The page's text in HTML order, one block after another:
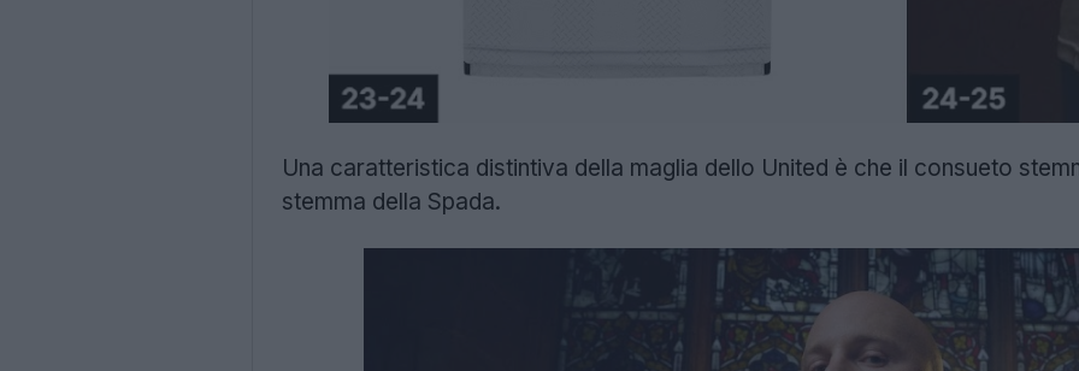
Una caratteristica distintiva della maglia dello United è che il consueto
stemma della Spada.